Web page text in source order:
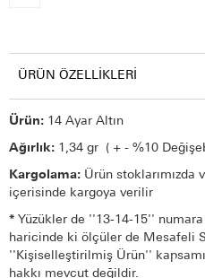
ÜRÜN ÖZELLIKLERI
Ürün: 14 Ayar Altın
Ağırlık: 1,34 gr ( + - %10
Kargolama: Ürün stoklarımızda
içerisinde kargoya verilir
* Yüzükler de ''13-14-15''
haricinde ki ölçüler de Mesafeli
''Kişiselleştirilmiş Ürün''
hakkı mevcut değildir.